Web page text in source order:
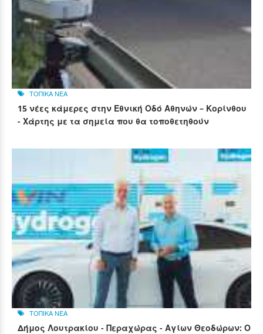
ΤΟΠΙΚΑ ΝΕΑ
15 νέες κάμερες στην Εθνική Οδό Αθηνών – Κορίνθου
- Χάρτης με τα σημεία που θα τοποθετηθούν
ΤΟΠΙΚΑ ΝΕΑ
Δήμος Λουτρακίου - Περαχώρας - Αγίων Θεοδώρων: Ο